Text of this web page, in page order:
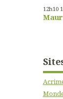
12h10